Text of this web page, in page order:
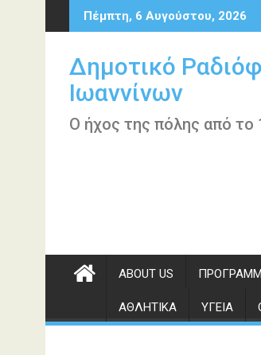
Περάστε
στο
Πέμπτη, 6 Αυγούστου, 2026
Δημοτικό
Ιωαννίνων
Ο ήχος της πόλης από το
ABOUT US
ΑΘΛΗΤΙΚΆ ΥΓΕΊΑ